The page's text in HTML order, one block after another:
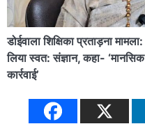
डोईवाला शिक्षिका प्रताड़ना
लिया स्वत: संज्ञान, कहा-
कार्रवाई’